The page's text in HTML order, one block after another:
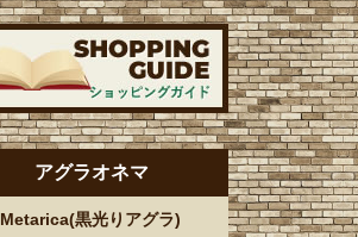
アグラオネマ
Metarica(黒光りアグラ)